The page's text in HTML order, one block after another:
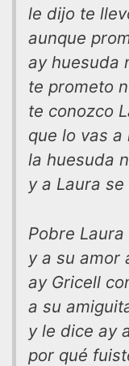
le dijo te
aunque
ay huesuda
te prometo
te conozco
que lo vas a
la huesuda
y a Laura se
Pobre
y a su amor
ay Gricell
a su
y le dice ay
por qué